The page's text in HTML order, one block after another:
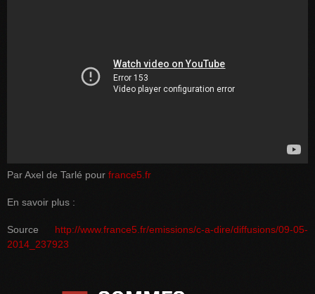
Par Axel de Tarlé pour france5.fr
En savoir plus :
Source http://www.france5.fr/emissions/c-a-dire/diffusions/09-05-
2014_237923